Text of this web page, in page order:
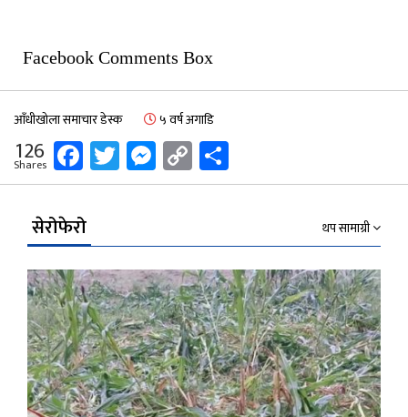
Facebook Comments Box
आँधीखोला समाचार डेस्क ५ वर्ष अगाडि
126
Shares Facebook
Twitter
Messenger
Copy
Link
सेरोफेरो थप सामाग्री